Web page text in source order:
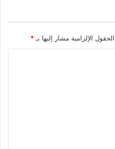
الحقول الإلزامية مشار إليها بـ*